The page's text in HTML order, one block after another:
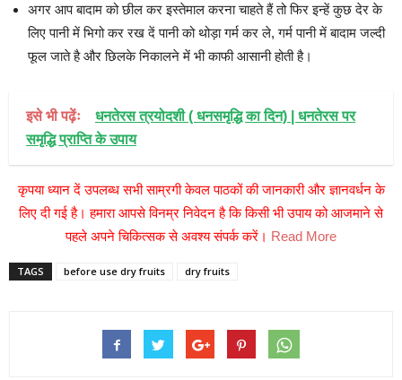
अगर आप बादाम को छील कर इस्तेमाल करना चाहते हैं तो फिर इन्हें कुछ देर के
लिए पानी में भिगो कर रख दें पानी को थोड़ा गर्म कर ले, गर्म पानी में बादाम जल्दी
फूल जाते है और छिलके निकालने में भी काफी आसानी होती है।
इसे भी पढ़ेंः
धनतेरस त्रयोदशी ( धनसमृद्धि का द‌िन) | धनतेरस पर
समृद्धि प्राप्ति के उपाय
कृपया ध्यान दें उपलब्ध सभी साम्रगी केवल पाठकों की जानकारी और ज्ञानवर्धन के
लिए दी गई है। हमारा आपसे विनम्र निवेदन है कि किसी भी उपाय को आजमाने से
पहले अपने चिकित्सक से अवश्य संपर्क करें। Read More
TAGS before use dry fruits dry fruits